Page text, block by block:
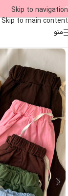
Skip to navigation
Skip to main content
09
منو